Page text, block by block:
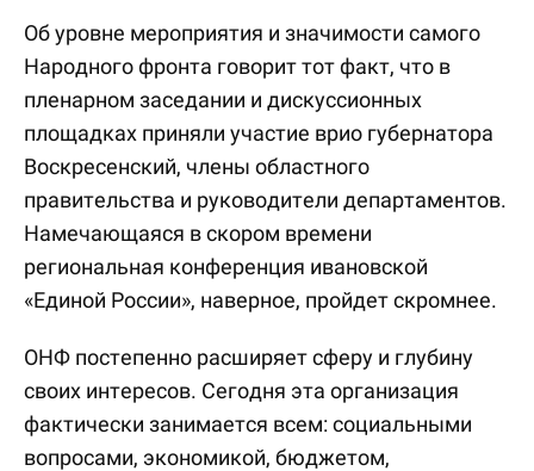
Об уровне мероприятия и значимости самого
Народного фронта говорит тот факт, что в
пленарном заседании и дискуссионных
площадках приняли участие врио губернатора
Воскресенский, члены областного
правительства и руководители департаментов.
Намечающаяся в скором времени
региональная конференция ивановской
«Единой России», наверное, пройдет скромнее.
ОНФ постепенно расширяет сферу и глубину
своих интересов. Сегодня эта организация
фактически занимается всем: социальными
вопросами, экономикой, бюджетом,